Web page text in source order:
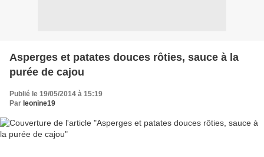
Asperges et patates douces rôties, sauce à la
purée de cajou
Publié le 19/05/2014 à 15:19
Par leonine19